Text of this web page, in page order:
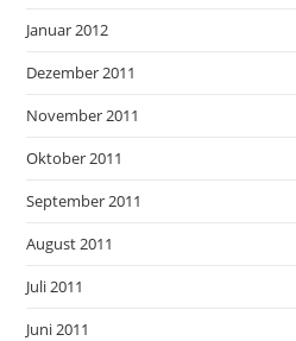
Januar 2012
Dezember 2011
November 2011
Oktober 2011
September 2011
August 2011
Juli 2011
Juni 2011